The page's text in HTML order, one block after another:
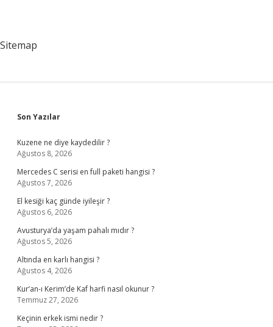
Sitemap
Sidebar
Son Yazılar
Kuzene ne diye kaydedilir ?
Ağustos 8, 2026
Mercedes C serisi en full paketi hangisi ?
Ağustos 7, 2026
El kesiği kaç günde iyileşir ?
Ağustos 6, 2026
Avusturya’da yaşam pahalı mıdır ?
Ağustos 5, 2026
Altında en karlı hangisi ?
Ağustos 4, 2026
Kur’an-ı Kerim’de Kaf harfi nasıl okunur ?
Temmuz 27, 2026
Keçinin erkek ismi nedir ?